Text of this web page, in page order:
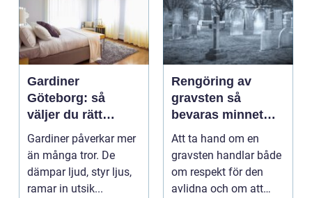
Gardiner
Göteborg: så
väljer du rätt
gardiner för hem
och offentlig miljö
Gardiner påverkar mer
än många tror. De
dämpar ljud, styr ljus,
ramar in utsik...
Rengöring av
gravsten så
bevaras minnet
och stenen håller
längre
Att ta hand om en
gravsten handlar både
om respekt för den
avlidna och om att